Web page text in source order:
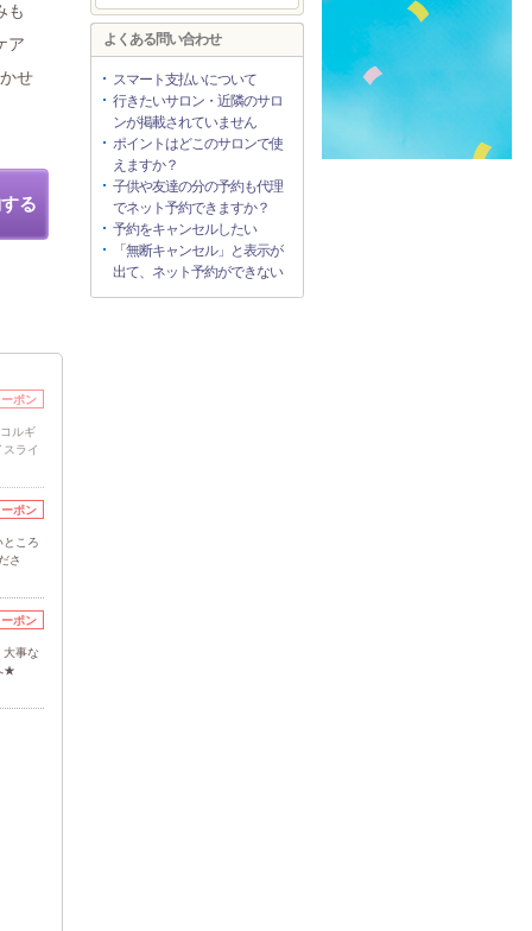
も
ア
せ
る
ポン
ルギ
ライ
ポン
ころ
さ
ポン
事な
★
よくある問い合わせ
スマート支払いについて
行きたいサロン・近隣のサロ
ンが掲載されていません
ポイントはどこのサロンで使
えますか？
子供や友達の分の予約も代理
でネット予約できますか？
予約をキャンセルしたい
「無断キャンセル」と表示が
出て、ネット予約ができない